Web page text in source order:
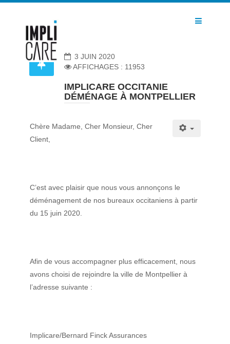
3 JUIN 2020
AFFICHAGES : 11953
IMPLICARE OCCITANIE
DÉMÉNAGE À MONTPELLIER
Chère Madame, Cher Monsieur, Cher
Client,
C’est avec plaisir que nous vous annonçons le
déménagement de nos bureaux occitaniens à partir
du 15 juin 2020.
Afin de vous accompagner plus efficacement, nous
avons choisi de rejoindre la ville de Montpellier à
l’adresse suivante :
Implicare/Bernard Finck Assurances